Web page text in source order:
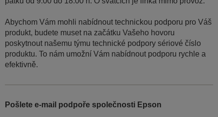
Abychom Vám mohli nabídnout technickou podporu pro Váš
produkt, budete muset na začátku Vašeho hovoru
poskytnout našemu týmu technické podpory sériové číslo
produktu. To nám umožní Vám nabídnout podporu rychle a
efektivně.
Pošlete e-mail podpoře společnosti Epson